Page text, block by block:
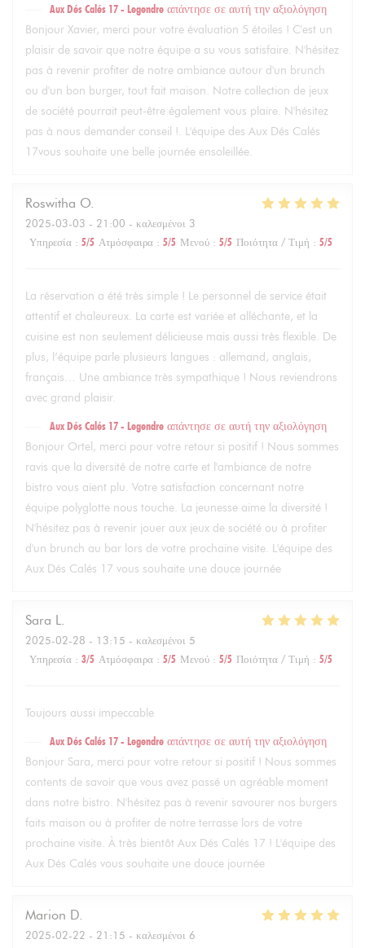
Aux Dés Calés 17 - Legendre απάντησε σε αυτή την αξιολόγηση
Bonjour Xavier, merci pour votre évaluation 5 étoiles ! C'est un
plaisir de savoir que notre équipe a su vous satisfaire. N'hésitez
pas à revenir profiter de notre ambiance autour d'un brunch
ou d'un bon burger, tout fait maison. Notre collection de jeux
de société pourrait peut-être également vous plaire. N'hésitez
pas à nous demander conseil !. L'équipe des Aux Dés Calés
17vous souhaite une belle journée ensoleillée.
Roswitha O
2025-03-03 - 21:00 - καλεσμένοι 3
Υπηρεσία : 5/5 Ατμόσφαιρα : 5/5 Μενού : 5/5 Ποιότητα / Τιμή : 5/5
La réservation a été très simple ! Le personnel de service était
attentif et chaleureux. La carte est variée et alléchante, et la
cuisine est non seulement délicieuse mais aussi très flexible. De
plus, l’équipe parle plusieurs langues : allemand, anglais,
français… Une ambiance très sympathique ! Nous reviendrons
avec grand plaisir.
Aux Dés Calés 17 - Legendre απάντησε σε αυτή την αξιολόγηση
Bonjour Ortel, merci pour votre retour si positif ! Nous sommes
ravis que la diversité de notre carte et l'ambiance de notre
bistro vous aient plu. Votre satisfaction concernant notre
équipe polyglotte nous touche. La jeunesse aime la diversité !
N'hésitez pas à revenir jouer aux jeux de société ou à profiter
d'un brunch au bar lors de votre prochaine visite. L'équipe des
Aux Dés Calés 17 vous souhaite une douce journée
Sara L
2025-02-28 - 13:15 - καλεσμένοι 5
Υπηρεσία : 3/5 Ατμόσφαιρα : 5/5 Μενού : 5/5 Ποιότητα / Τιμή : 5/5
Toujours aussi impeccable
Aux Dés Calés 17 - Legendre απάντησε σε αυτή την αξιολόγηση
Bonjour Sara, merci pour votre retour si positif ! Nous sommes
contents de savoir que vous avez passé un agréable moment
dans notre bistro. N'hésitez pas à revenir savourer nos burgers
faits maison ou à profiter de notre terrasse lors de votre
prochaine visite. À très bientôt Aux Dés Calés 17 ! L'équipe des
Aux Dés Calés vous souhaite une douce journée
Marion D
2025-02-22 - 21:15 - καλεσμένοι 6